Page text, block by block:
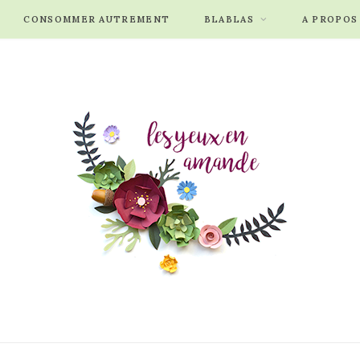
CONSOMMER AUTREMENT BLABLAS A PROPOS